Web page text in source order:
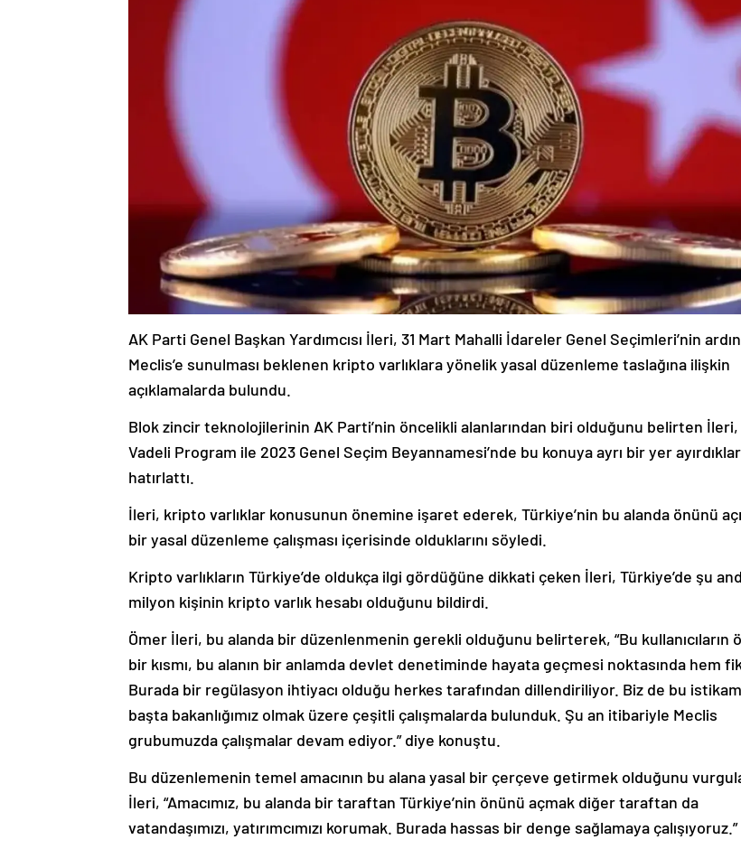
AK Parti Genel Başkan Yardımcısı İleri, 31 Mart Mahalli İdareler Genel Seçimleri’nin
Meclis’e sunulması beklenen kripto varlıklara yönelik yasal düzenleme taslağına ilişkin
açıklamalarda bulundu.
Blok zincir teknolojilerinin AK Parti’nin öncelikli alanlarından biri olduğunu belirten
Vadeli Program ile 2023 Genel Seçim Beyannamesi’nde bu konuya ayrı bir yer
hatırlattı.
İleri, kripto varlıklar konusunun önemine işaret ederek, Türkiye’nin bu alanda önünü
bir yasal düzenleme çalışması içerisinde olduklarını söyledi.
Kripto varlıkların Türkiye’de oldukça ilgi gördüğüne dikkati çeken İleri, Türkiye’de şu
milyon kişinin kripto varlık hesabı olduğunu bildirdi.
Ömer İleri, bu alanda bir düzenlenmenin gerekli olduğunu belirterek, “Bu kullanıcıların
bir kısmı, bu alanın bir anlamda devlet denetiminde hayata geçmesi noktasında hem
Burada bir regülasyon ihtiyacı olduğu herkes tarafından dillendiriliyor. Biz de bu
başta bakanlığımız olmak üzere çeşitli çalışmalarda bulunduk. Şu an itibariyle Meclis
grubumuzda çalışmalar devam ediyor.” diye konuştu.
Bu düzenlemenin temel amacının bu alana yasal bir çerçeve getirmek olduğunu
İleri, “Amacımız, bu alanda bir taraftan Türkiye’nin önünü açmak diğer taraftan da
vatandaşımızı, yatırımcımızı korumak. Burada hassas bir denge sağlamaya